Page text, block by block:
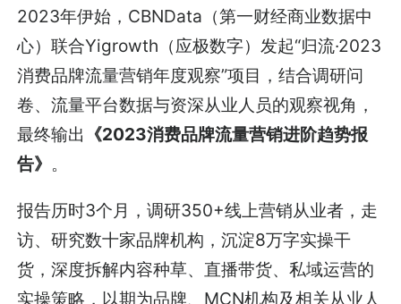
2023年伊始，CBNData（第一财经商业数据中
心）联合Yigrowth（应极数字）发起“归流·2023
消费品牌流量营销年度观察”项目，结合调研问
卷、流量平台数据与资深从业人员的观察视角，
最终输出 《2023消费品牌流量营销进阶趋势报
告》 。
报告历时3个月，调研350+线上营销从业者，走
访、研究数十家品牌机构，沉淀8万字实操干
货，深度拆解内容种草、直播带货、私域运营的
实操策略，以期为品牌、MCN机构及相关从业人